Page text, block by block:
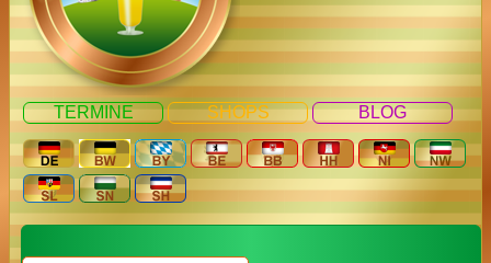
TERMINE SHOPS BLOG